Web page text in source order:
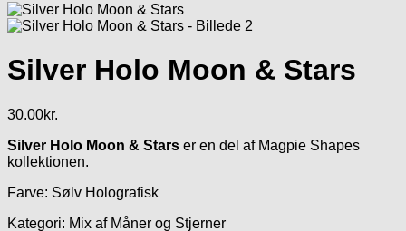
Silver Holo Moon & Stars
30.00kr.
Silver Holo Moon & Stars er en del af Magpie Shapes
kollektionen.
Farve: Sølv Holografisk
Kategori: Mix af Måner og Stjerner